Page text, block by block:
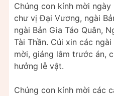
Chúng con kính mời ngày
chư vị Đại Vương, ngài
ngài Bản Gia Táo Quân,
Tài Thần. Cúi xin các
mời, giáng lâm trước án,
hưởng lễ vật.
Chúng con kính mời các